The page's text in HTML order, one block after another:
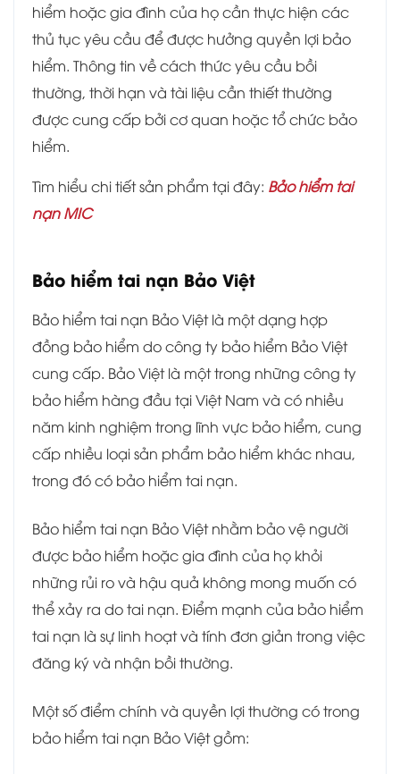
hiểm hoặc gia đình của họ cần thực hiện các
thủ tục yêu cầu để được hưởng quyền lợi bảo
hiểm. Thông tin về cách thức yêu cầu bồi
thường, thời hạn và tài liệu cần thiết thường
được cung cấp bởi cơ quan hoặc tổ chức bảo
hiểm.
Tìm hiểu chi tiết sản phẩm tại đây: Bảo hiểm tai
nạn MIC
Bảo hiểm tai nạn Bảo Việt
Bảo hiểm tai nạn Bảo Việt là một dạng hợp
đồng bảo hiểm do công ty bảo hiểm Bảo Việt
cung cấp. Bảo Việt là một trong những công ty
bảo hiểm hàng đầu tại Việt Nam và có nhiều
năm kinh nghiệm trong lĩnh vực bảo hiểm, cung
cấp nhiều loại sản phẩm bảo hiểm khác nhau,
trong đó có bảo hiểm tai nạn.
Bảo hiểm tai nạn Bảo Việt nhằm bảo vệ người
được bảo hiểm hoặc gia đình của họ khỏi
những rủi ro và hậu quả không mong muốn có
thể xảy ra do tai nạn. Điểm mạnh của bảo hiểm
tai nạn là sự linh hoạt và tính đơn giản trong việc
đăng ký và nhận bồi thường.
Một số điểm chính và quyền lợi thường có trong
bảo hiểm tai nạn Bảo Việt gồm: